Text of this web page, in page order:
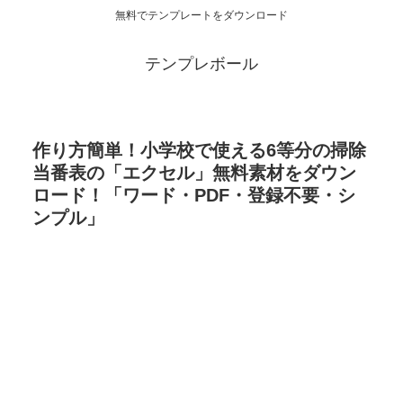
無料でテンプレートをダウンロード
テンプレボール
作り方簡単！小学校で使える6等分の掃除
当番表の「エクセル」無料素材をダウン
ロード！「ワード・PDF・登録不要・シ
ンプル」